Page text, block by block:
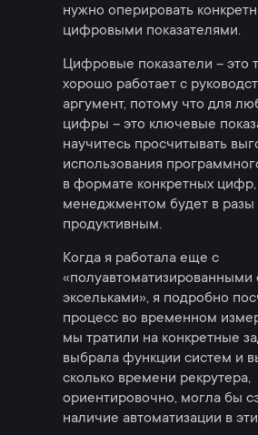
нужно оперировать
цифровыми показателями.
Цифровые показатели – это
хорошо работает с
аргумент, потому что для
цифры – это ключевые
научитесь просчитывать
использования
в формате конкретных цифр,
менеджментом будет в разы
продуктивным.
Когда я работала еще с
эксельками», я подробно
процесс во временном
мы тратили на конкретные
выбрала функции систем и
сколько времени рекрутера,
ориентировочно, могла бы
наличие автоматизации в